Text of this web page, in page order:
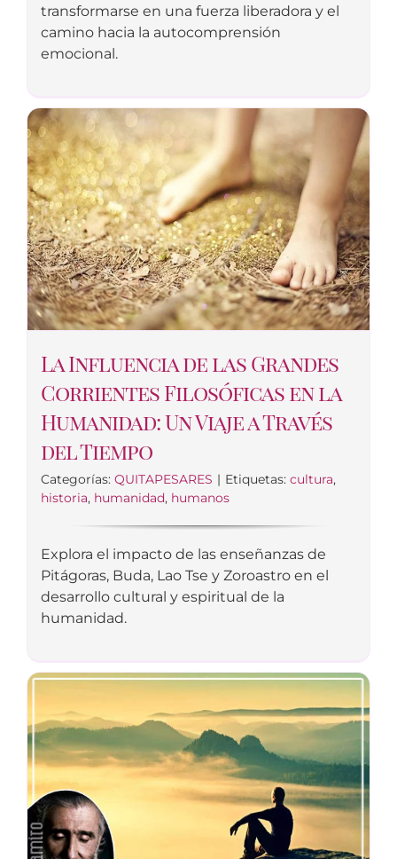
transformarse en una fuerza liberadora y el
camino hacia la autocomprensión
emocional.
La Influencia de las Grandes
Corrientes Filosóficas en la
Humanidad: Un Viaje a Través
del Tiempo
Categorías: QUITAPESARES | Etiquetas: cultura,
historia, humanidad, humanos
Explora el impacto de las enseñanzas de
Pitágoras, Buda, Lao Tse y Zoroastro en el
desarrollo cultural y espiritual de la
humanidad.